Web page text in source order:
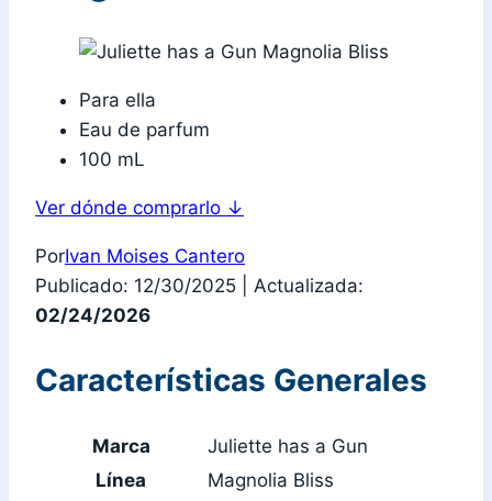
Para ella
Eau de parfum
100 mL
Ver dónde comprarlo ↓
PorIvan Moises Cantero
Publicado: 12/30/2025
Actualizada:
02/24/2026
Características Generales
Marca
Juliette has a Gun
Línea
Magnolia Bliss